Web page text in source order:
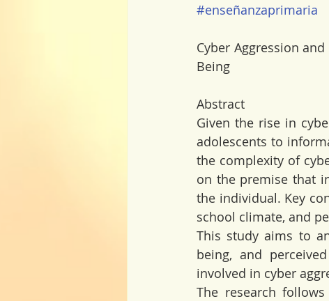
#enseñanzaprimaria
Cyber Aggression
Being
Abstract
Given the rise in
adolescents to
the complexity of
on the premise that
the individual. Key
school climate, and
This study aims to
being, and
involved in cyber
The research